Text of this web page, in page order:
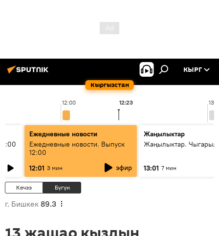
Кыргызстан
КЫРГ
12:00 12:23
Ежедневные новости
Ежедневные новости. Выпуск
12:00
12:01 3 мин эфир
Жаңылыктар
Жаңылыктар.
13:01 7 мин
Кечээ Бүгүн
г. Бишкек 89.3